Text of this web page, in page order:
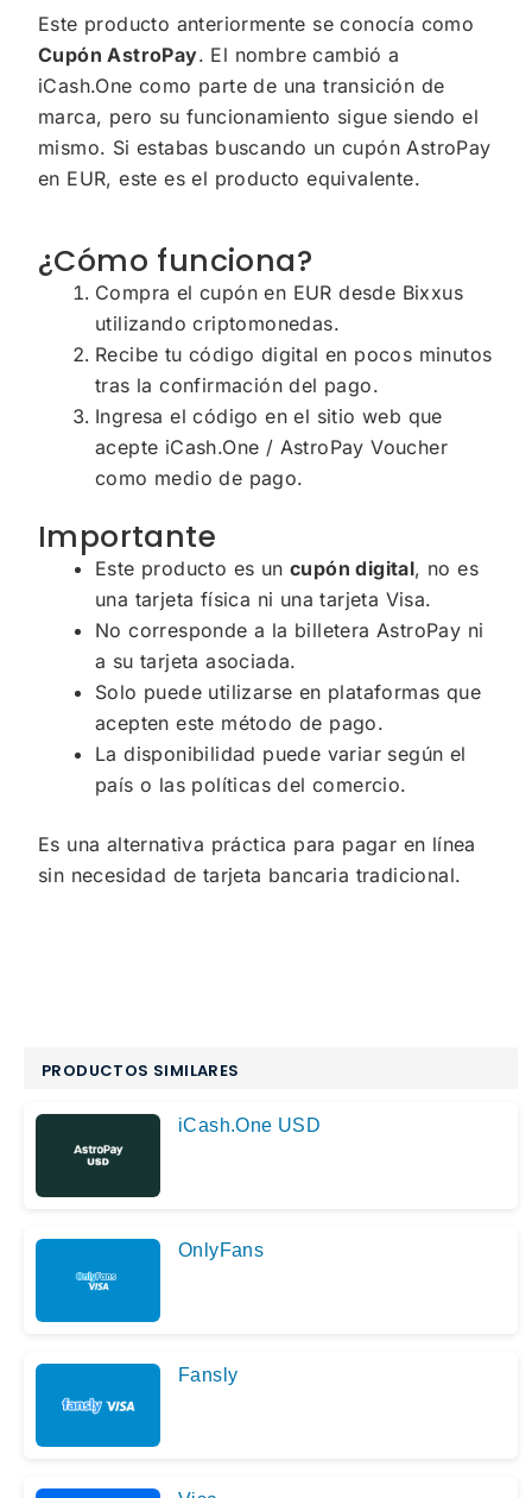
Este producto anteriormente se conocía como
Cupón AstroPay. El nombre cambió a
iCash.One como parte de una transición de
marca, pero su funcionamiento sigue siendo el
mismo. Si estabas buscando un cupón AstroPay
en EUR, este es el producto equivalente.
¿Cómo funciona?
Compra el cupón en EUR desde Bixxus
utilizando criptomonedas.
Recibe tu código digital en pocos minutos
tras la confirmación del pago.
Ingresa el código en el sitio web que
acepte iCash.One / AstroPay Voucher
como medio de pago.
Importante
Este producto es un cupón digital, no es
una tarjeta física ni una tarjeta Visa.
No corresponde a la billetera AstroPay ni
a su tarjeta asociada.
Solo puede utilizarse en plataformas que
acepten este método de pago.
La disponibilidad puede variar según el
país o las políticas del comercio.
Es una alternativa práctica para pagar en línea
sin necesidad de tarjeta bancaria tradicional.
PRODUCTOS SIMILARES
iCash.One USD
OnlyFans
Fansly